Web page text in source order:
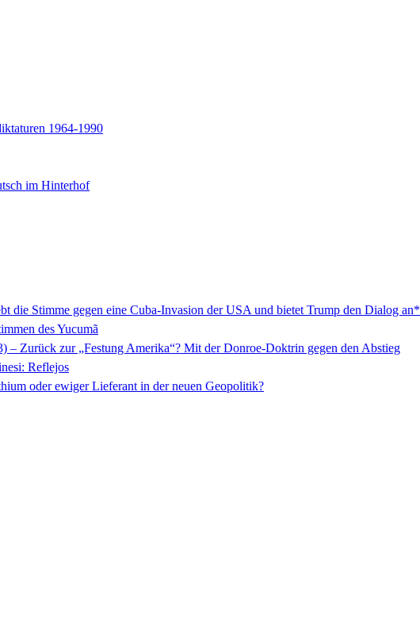
1964-1990
im Hinterhof
die Stimme gegen eine Cuba-Invasion der USA und bietet Trump den Dialog an*
des Yucumã
– Zurück zur „Festung Amerika“? Mit der Donroe-Doktrin gegen den Abstieg
Reflejos
oder ewiger Lieferant in der neuen Geopolitik?